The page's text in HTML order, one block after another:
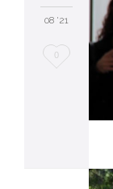
08 '21
Love
0